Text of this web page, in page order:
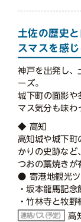
土佐の歴史
スマスを感
神戸を出発し、
ーズ。
城下町の面影や
マス気分も味わ
◆ 高知
高知城や城下町
かりの史跡など
つおの藁焼きが
● 寄港地観光ツ
・坂本龍馬記
・竹林寺と牧
高